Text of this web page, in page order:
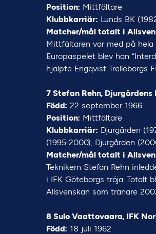
Position: Mittfältare
Klubbkarriär: Lunds BK
Matcher/mål totalt i
Mittfältaren var med på hela
Europaspelet blev han
hjälpte Engqvist Trelleborgs
7 Stefan Rehn, Djurgårdens
Född: 22 september 1966
Position: Mittfältare
Klubbkarriär: Djurgården
(1995-2000), Djurgården
Matcher/mål totalt i
Teknikern Stefan Rehn
i IFK Göteborgs tröja. Totalt
Allsvenskan som tränare
8 Sulo Vaattovaara, IFK
Född: 18 juli 1962